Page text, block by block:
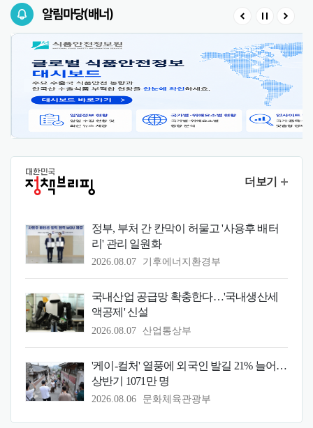
알림마당(배너)